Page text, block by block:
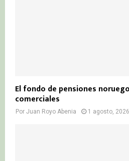
El fondo de pensiones
comerciales
Por Juan Royo Abenia 1 agosto, 2026